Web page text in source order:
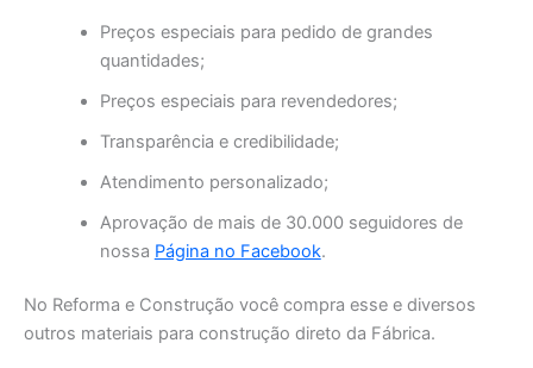
Preços especiais para pedido de grandes
quantidades;
Preços especiais para revendedores;
Transparência e credibilidade;
Atendimento personalizado;
Aprovação de mais de 30.000 seguidores de
nossa Página no Facebook.
No Reforma e Construção você compra esse e diversos
outros materiais para construção direto da Fábrica.